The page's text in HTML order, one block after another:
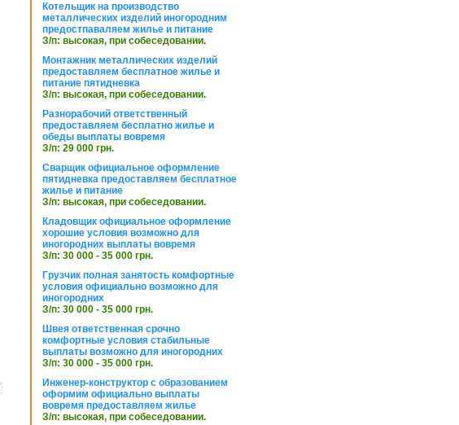
Котельщик на производство
металлических изделий иногородним
предостпаваляем жилье и питание
З/п: высокая, при собеседовании.
Монтажник металлических изделий
предоставляем бесплатное жилье и
питание пятидневка
З/п: высокая, при собеседовании.
Разнорабочий ответственный
предоставляем бесплатно жилье и
обеды выплаты вовремя
З/п: 29 000 грн.
Сварщик официальное оформление
пятидневка предоставляем бесплатное
жилье и питание
З/п: высокая, при собеседовании.
Кладовщик официальное оформление
хорошие условия возможно для
иногородних выплаты вовремя
З/п: 30 000 - 35 000 грн.
Грузчик полная занятость комфортные
условия официально возможно для
иногородних
З/п: 30 000 - 35 000 грн.
Швея ответственная срочно
комфортные условия стабильные
выплаты возможно для иногородних
З/п: 30 000 - 35 000 грн.
Инженер-конструктор с образованием
оформим официально выплаты
вовремя предоставляем жилье
З/п: высокая, при собеседовании.